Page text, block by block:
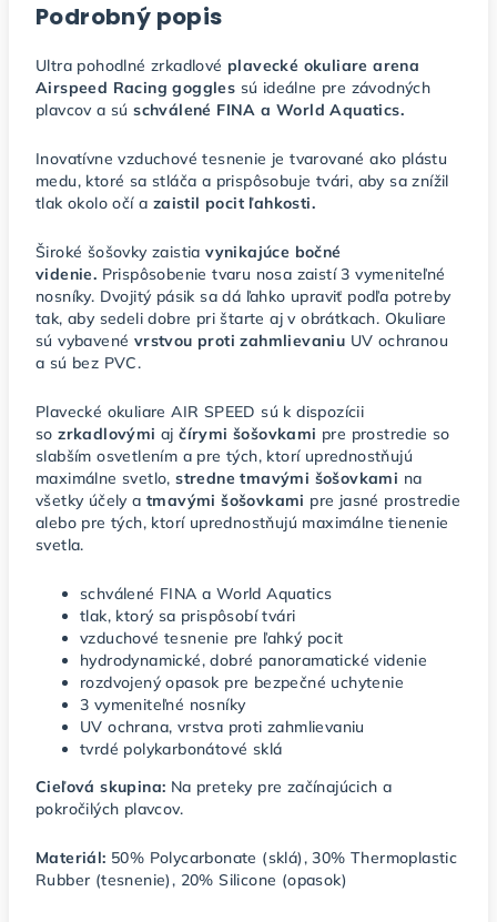
Podrobný popis
Ultra pohodlné zrkadlové plavecké okuliare arena
Airspeed Racing goggles sú ideálne pre závodných
plavcov a sú schválené FINA a World Aquatics.
Inovatívne vzduchové tesnenie je tvarované ako plástu
medu, ktoré sa stláča a prispôsobuje tvári, aby sa znížil
tlak okolo očí a zaistil pocit ľahkosti.
Široké šošovky zaistia vynikajúce bočné
videnie. Prispôsobenie tvaru nosa zaistí 3 vymeniteľné
nosníky. Dvojitý pásik sa dá ľahko upraviť podľa potreby
tak, aby sedeli dobre pri štarte aj v obrátkach. Okuliare
sú vybavené vrstvou proti zahmlievaniu UV ochranou
a sú bez PVC.
Plavecké okuliare AIR SPEED sú k dispozícii
so zrkadlovými aj čírymi šošovkami pre prostredie so
slabším osvetlením a pre tých, ktorí uprednostňujú
maximálne svetlo, stredne tmavými šošovkami na
všetky účely a tmavými šošovkami pre jasné prostredie
alebo pre tých, ktorí uprednostňujú maximálne tienenie
svetla.
schválené FINA a World Aquatics
tlak, ktorý sa prispôsobí tvári
vzduchové tesnenie pre ľahký pocit
hydrodynamické, dobré panoramatické videnie
rozdvojený opasok pre bezpečné uchytenie
3 vymeniteľné nosníky
UV ochrana, vrstva proti zahmlievaniu
tvrdé polykarbonátové sklá
Cieľová skupina: Na preteky pre začínajúcich a
pokročilých plavcov.
Materiál: 50% Polycarbonate (sklá), 30% Thermoplastic
Rubber (tesnenie), 20% Silicone (opasok)